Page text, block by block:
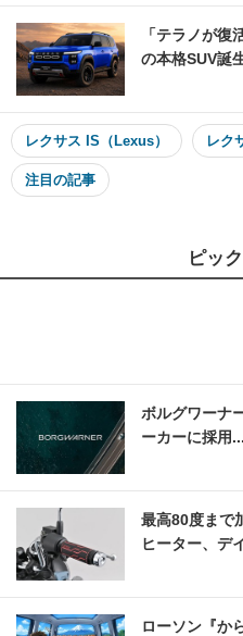
「テラノが
の本格SUV誕
レクサス IS（Lexus） レク
注目の記事
ピッ
ボルグワーナ
ーカーに採用
最高80度まで
ヒーター、デ
ローソン『か